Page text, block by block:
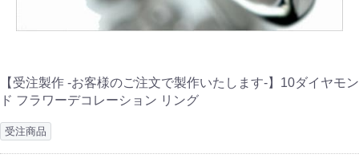
【受注製作 -お客様のご注文で製作いたします-】10ダイヤモン
ド フラワーデコレーション リング
受注商品